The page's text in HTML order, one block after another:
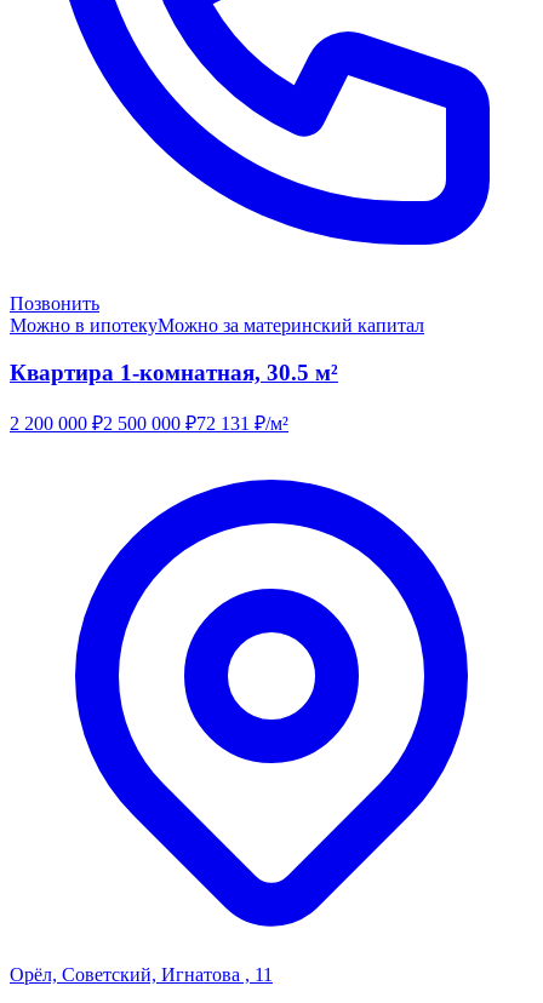
Позвонить
Можно в ипотекуМожно за материнский капитал
Квартира 1-комнатная, 30.5 м²
2 200 000 ₽2 500 000 ₽72 131 ₽/м²
Орёл, Советский, Игнатова , 11